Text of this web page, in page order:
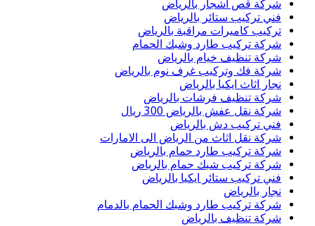
شركة قص اشجار بالرياض
فني تركيب ستائر بالرياض
تركيب كاميرات مراقبة بالرياض
شركة تركيب طارد وشبك الحمام
شركة تنظيف خيام بالرياض
شركة فك وتركيب غرف نوم بالرياض
نجار اثاث ايكيا بالرياض
شركة تنظيف فرشات بالرياض
شركة نقل عفش بالرياض 300 ريال
فني تركيب دش بالرياض
شركة نقل اثاث من الرياض الى الامارات
شركة تركيب طارد حمام بالرياض
شركة تركيب شبك حمام بالرياض
فني تركيب ستائر ايكيا بالرياض
نجار بالرياض
شركة تركيب طارد وشبك الحمام بالدمام
شركة تنظيف بالرياض